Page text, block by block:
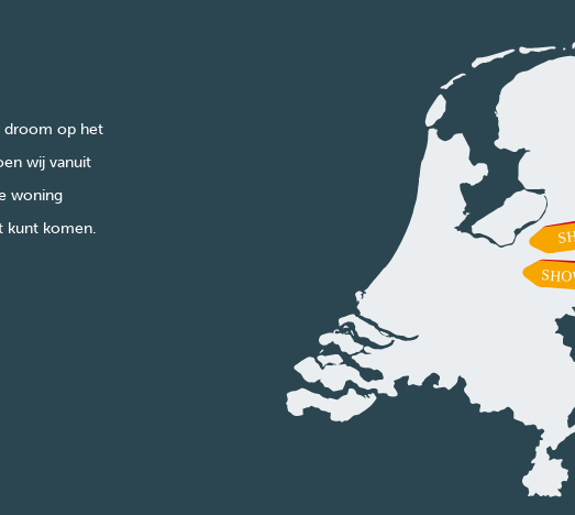
droom op het
wij vanuit
woning
kunt komen.